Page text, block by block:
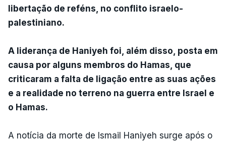
libertação de reféns, no conflito israelo-
palestiniano.
A liderança de Haniyeh foi, além disso, posta em
causa por alguns membros do Hamas, que
criticaram a falta de ligação entre as suas ações
e a realidade no terreno na guerra entre Israel e
o Hamas.
A notícia da morte de Ismail Haniyeh surge após o